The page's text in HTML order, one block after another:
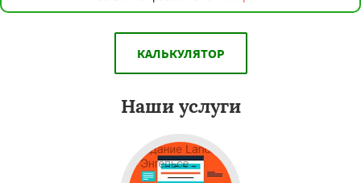
КАЛЬКУЛЯТОР
Наши услуги